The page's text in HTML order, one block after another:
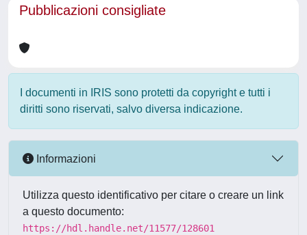
Pubblicazioni consigliate
I documenti in IRIS sono protetti da copyright e tutti i
diritti sono riservati, salvo diversa indicazione.
Informazioni
Utilizza questo identificativo per citare o creare un link
a questo documento:
https://hdl.handle.net/11577/128601